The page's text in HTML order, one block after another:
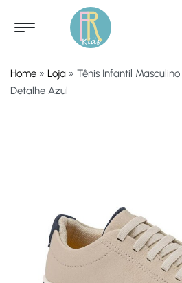
Home » Loja » Tênis Infantil
Detalhe Azul